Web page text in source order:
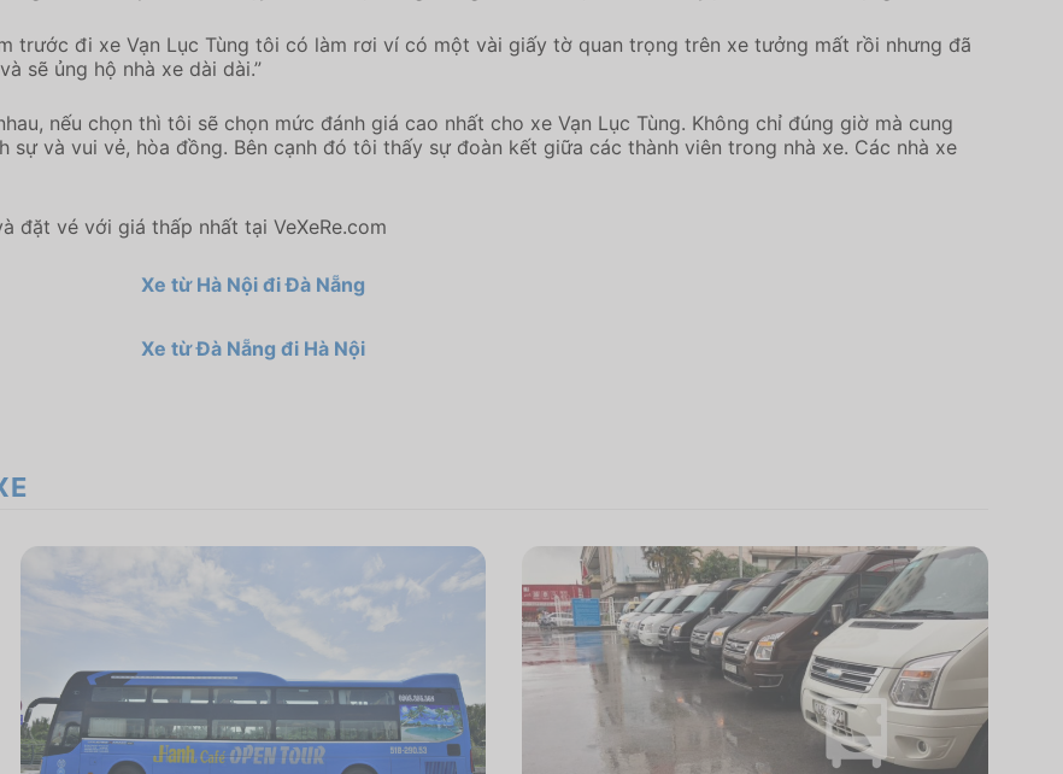
trước đi xe Vạn Lục Tùng tôi có làm rơi ví có một vài giấy tờ quan trọng trên xe tưởng mất rồi nhưng đã
sẽ ủng hộ nhà xe dài dài.”
nếu chọn thì tôi sẽ chọn mức đánh giá cao nhất cho xe Vạn Lục Tùng. Không chỉ đúng giờ mà cung
và vui vẻ, hòa đồng. Bên cạnh đó tôi thấy sự đoàn kết giữa các thành viên trong nhà xe. Các nhà xe
đặt vé với giá thấp nhất tại VeXeRe.com
Xe từ Hà Nội đi Đà Nẵng
Xe từ Đà Nẵng đi Hà Nội